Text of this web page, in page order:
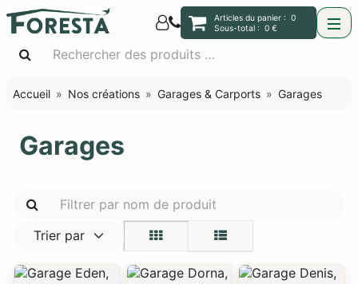
Articles du panier :0
Sous-total :0 €
Accueil Nos créations Garages & Carports Garages
Garages
Trier par